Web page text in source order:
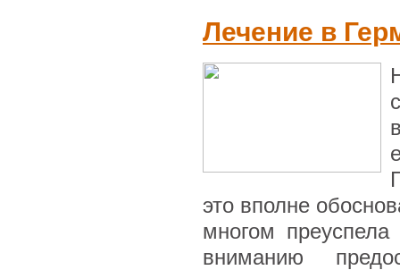
Лечение в
это вполне
многом
вниманию